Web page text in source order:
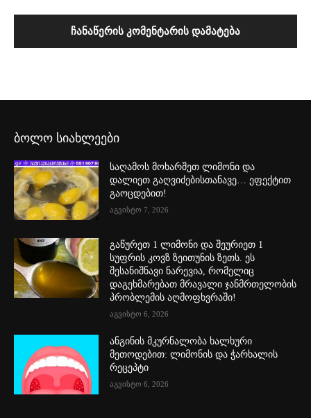
ბოლო სიახლეები
საღამოს მოხარშეთ ლიმონი და
დალიეთ გაღვიძებისთანავე… ეფექტით
გაოცდებით!
აგვისტო 7, 2026
გაწურეთ 1 ლიმონი და შეურიეთ 1
სუფრის კოვზ ზეითუნის ზეთს. ეს
შესანიშნავი ნარევია, რომელიც
დაგეხმარებათ მრავალი ჯანმრთელობის
პრობლემის აღმოფხვრაში!
აგვისტო 6, 2026
ანგინის მკურნალობა ხალხური
მეთოდებით: ლიმონის და ჭარხალის
რეცეპტი
აგვისტო 6, 2026